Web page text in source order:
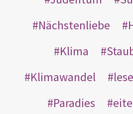
Nächstenliebe
Klima
Klimawandel
Paradies